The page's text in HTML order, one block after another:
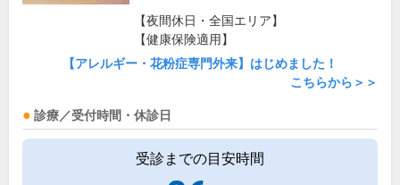
【夜間休日・全国エリア】
【健康保険適用】
【アレルギー・花粉症専門外来】はじめました！
こちらから＞＞
診療／受付時間・休診日
受診までの目安時間